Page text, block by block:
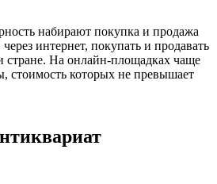
набирают покупка и продажа
интернет, покупать и продавать
На онлайн-площадках чаще
стоимость которых не превышает